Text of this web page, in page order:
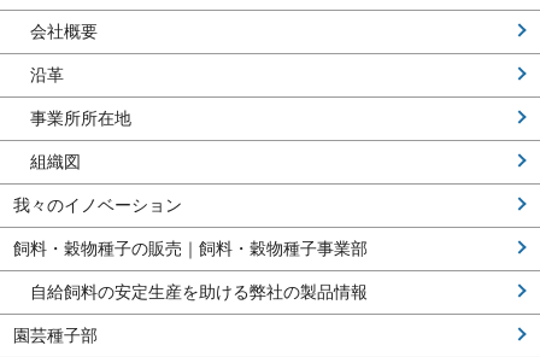
会社概要
沿革
事業所所在地
組織図
我々のイノベーション
飼料・穀物種子の販売｜飼料・穀物種子事業部
自給飼料の安定生産を助ける弊社の製品情報
園芸種子部